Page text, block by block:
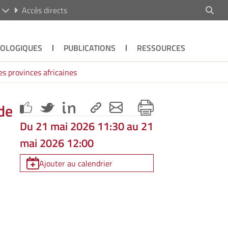
Accès directs
PUBLICATIONS
RESSOURCES
provinces africaines
Du 21 mai 2026 11:30 au 21
mai 2026 12:00
Ajouter au calendrier